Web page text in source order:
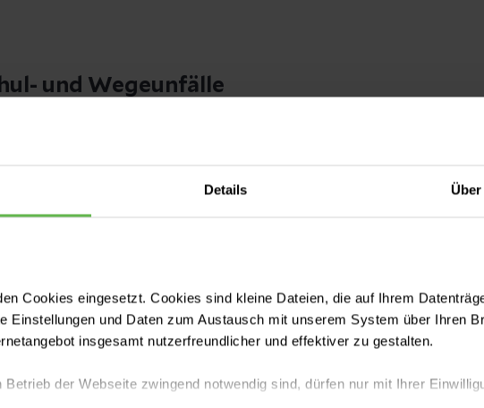
Details
Cookies eingesetzt. Cookies sind kleine Dateien, die auf Ihrem
Einstellungen und Daten zum Austausch mit unserem System über Ihren
insgesamt nutzerfreundlicher und effektiver zu gestalten.
Betrieb der Webseite zwingend notwendig sind, dürfen nur mit Ihrer
und Wegeunfälle
Durchgangsarzt ist Chefarzt Dr. Thomas Wachtel. Die
die ambulanten Behandlungen stehen die niedergelassenen
um die Uhr durchgeführt.